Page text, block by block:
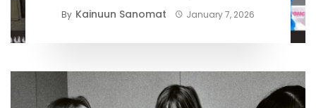
By Kainuun Sanomat January 7, 2026